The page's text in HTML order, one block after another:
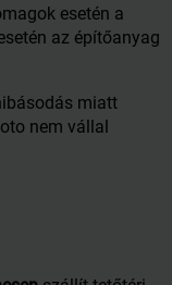
esetén a
az építőanyag
miatt
nem vállal